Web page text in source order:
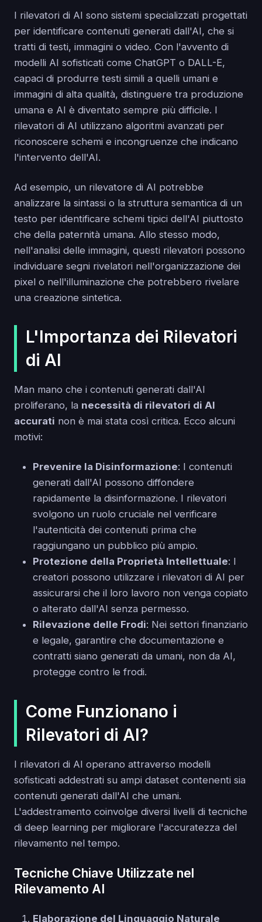
I rilevatori di AI sono sistemi specializzati progettati
per identificare contenuti generati dall'AI, che si
tratti di testi, immagini o video. Con l'avvento di
modelli AI sofisticati come ChatGPT o DALL-E,
capaci di produrre testi simili a quelli umani e
immagini di alta qualità, distinguere tra produzione
umana e AI è diventato sempre più difficile. I
rilevatori di AI utilizzano algoritmi avanzati per
riconoscere schemi e incongruenze che indicano
l'intervento dell'AI.
Ad esempio, un rilevatore di AI potrebbe
analizzare la sintassi o la struttura semantica di un
testo per identificare schemi tipici dell'AI piuttosto
che della paternità umana. Allo stesso modo,
nell'analisi delle immagini, questi rilevatori possono
individuare segni rivelatori nell'organizzazione dei
pixel o nell'illuminazione che potrebbero rivelare
una creazione sintetica.
L'Importanza dei Rilevatori
di AI
Man mano che i contenuti generati dall'AI
proliferano, la necessità di rilevatori di AI
accurati non è mai stata così critica. Ecco alcuni
motivi:
Prevenire la Disinformazione: I contenuti
generati dall'AI possono diffondere
rapidamente la disinformazione. I rilevatori
svolgono un ruolo cruciale nel verificare
l'autenticità dei contenuti prima che
raggiungano un pubblico più ampio.
Protezione della Proprietà Intellettuale: I
creatori possono utilizzare i rilevatori di AI per
assicurarsi che il loro lavoro non venga copiato
o alterato dall'AI senza permesso.
Rilevazione delle Frodi: Nei settori finanziario
e legale, garantire che documentazione e
contratti siano generati da umani, non da AI,
protegge contro le frodi.
Come Funzionano i
Rilevatori di AI?
I rilevatori di AI operano attraverso modelli
sofisticati addestrati su ampi dataset contenenti sia
contenuti generati dall'AI che umani.
L'addestramento coinvolge diversi livelli di tecniche
di deep learning per migliorare l'accuratezza del
rilevamento nel tempo.
Tecniche Chiave Utilizzate nel
Rilevamento AI
Elaborazione del Linguaggio Naturale